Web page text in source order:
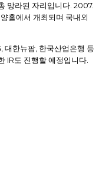
망라된 자리입니다 . 2007.
홀에서 개최되며 국내외
대한뉴팜, 한국산업은행 등
IR도 진행할 예정입니다.